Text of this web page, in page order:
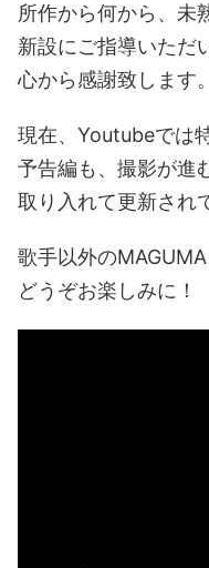
所作から何から、未
新設にご指導いただ
心から感謝致します
現在、Youtubeでは
予告編も、撮影が進
取り入れて更新され
歌手以外のMAGUMA
どうぞお楽しみに！